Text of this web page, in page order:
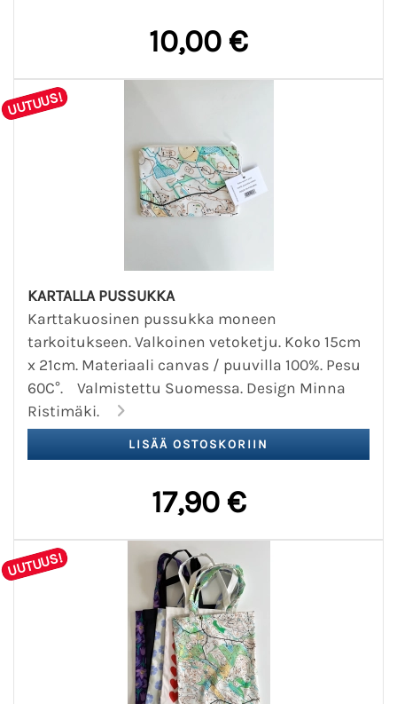
10,00 €
UUTUUS!
KARTALLA PUSSUKKA
Karttakuosinen pussukka moneen
tarkoitukseen. Valkoinen vetoketju. Koko 15cm
x 21cm. Materiaali canvas / puuvilla 100%. Pesu
60C°. Valmistettu Suomessa. Design Minna
Ristimäki.
17,90 €
UUTUUS!